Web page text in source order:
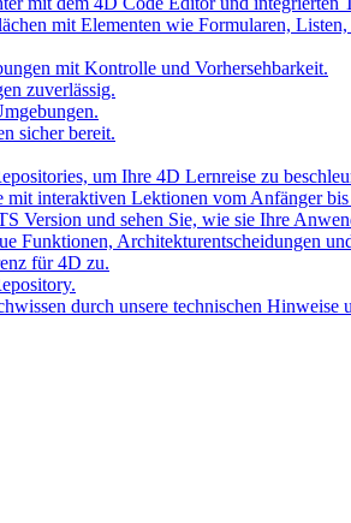
mit Elementen wie Formularen,
mit Kontrolle und Vorhersehbarkeit.
zuverlässig.
sicher bereit.
um Ihre 4D Lernreise zu
interaktiven Lektionen vom Anfänger
Version und sehen Sie, wie sie Ihre
Funktionen, Architekturentscheidungen
für 4D zu.
durch unsere technischen Hinweise